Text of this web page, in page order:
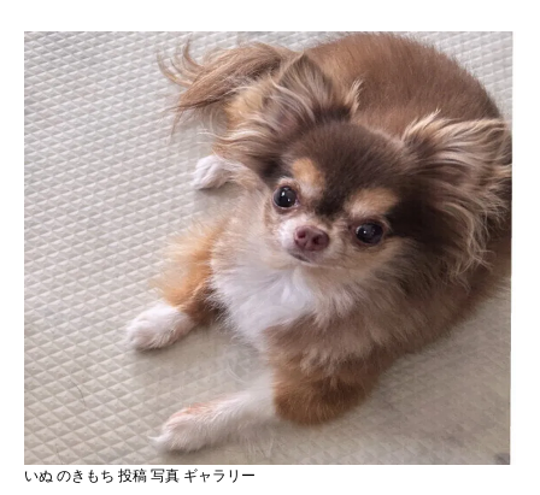
いぬ のきもち 投稿 写真 ギャラリー